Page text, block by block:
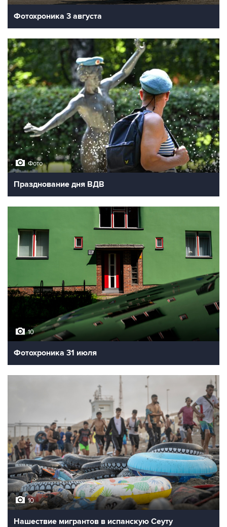
Фотохроника 3 августа
Фото
Празднование дня ВДВ
10
Фотохроника 31 июля
10
Нашествие мигрантов в испанскую Сеуту